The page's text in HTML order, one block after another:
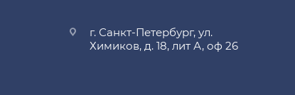
г. Санкт-Петербург, ул.
Химиков, д. 18, лит А, оф 26